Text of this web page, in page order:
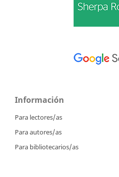
Información
Para lectores/as
Para autores/as
Para bibliotecarios/as